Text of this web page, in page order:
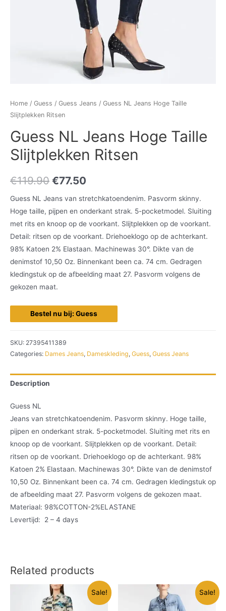
Home / Guess / Guess Jeans / Guess NL Jeans Hoge Taille
Slijtplekken Ritsen
Guess NL Jeans Hoge Taille
Slijtplekken Ritsen
€119.90 €77.50
Guess NL Jeans van stretchkatoendenim. Pasvorm skinny.
Hoge taille, pijpen en onderkant strak. 5-pocketmodel. Sluiting
met rits en knoop op de voorkant. Slijtplekken op de voorkant.
Detail: ritsen op de voorkant. Driehoeklogo op de achterkant.
98% Katoen 2% Elastaan. Machinewas 30°. Dikte van de
denimstof 10,50 Oz. Binnenkant been ca. 74 cm. Gedragen
kledingstuk op de afbeelding maat 27. Pasvorm volgens de
gekozen maat.
Bestel nu bij: Guess
SKU: 27395411389
Categories: Dames Jeans, Dameskleding, Guess, Guess Jeans
Description
Guess NL
Jeans van stretchkatoendenim. Pasvorm skinny. Hoge taille,
pijpen en onderkant strak. 5-pocketmodel. Sluiting met rits en
knoop op de voorkant. Slijtplekken op de voorkant. Detail:
ritsen op de voorkant. Driehoeklogo op de achterkant. 98%
Katoen 2% Elastaan. Machinewas 30°. Dikte van de denimstof
10,50 Oz. Binnenkant been ca. 74 cm. Gedragen kledingstuk op
de afbeelding maat 27. Pasvorm volgens de gekozen maat.
Materiaal: 98%COTTON-2%ELASTANE
Levertijd: 2 – 4 days
Related products
Sale! Sale!